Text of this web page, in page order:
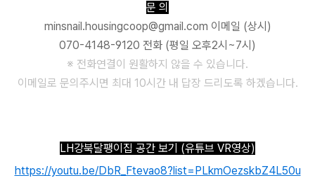
문 의
minsnail.housingcoop@gmail.com 이메일 (상시)
070-4148-9120 전화 (평일 오후2시~7시)
※ 전화연결이 원활하지 않을 수 있습니다.
이메일로 문의주시면 최대 10시간 내 답장 드리도록 하겠습니다.
LH강북달팽이집 공간 보기 (유튜브 VR영상)
https://youtu.be/DbR_Ftevao8?list=PLkmOezskbZ4L50u